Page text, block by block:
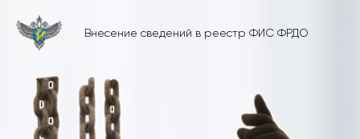
Внесение сведений в реестр ФИС ФРДО